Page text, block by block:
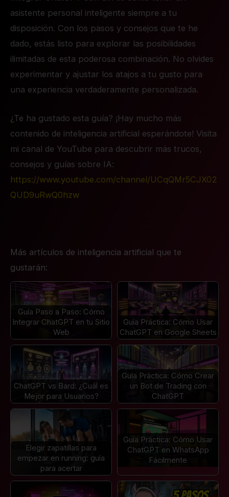
asistente personal inteligente siempre a tu
disposición. Con los pasos y consejos que te he
dado, estás listo para explorar las posibilidades
ilimitadas de esta poderosa combinación. No olvides
experimentar y ajustar los atajos a tu gusto para
una experiencia verdaderamente personalizada.
¿Te ha gustado esta guía? ¡Hay mucho más
contenido de inteligencia artificial esperándote! Visita
mi canal de YouTube para descubrir más trucos,
consejos y guías sobre IA:
https://www.youtube.com/channel/UCqQMr5CJX02
QUD9uRwQ0hzw
Más artículos de inteligencia artificial que te
gustarán:
Guía Paso a Paso: Cómo
Integrar ChatGPT en tu Sitio
Web
Guía Práctica: Cómo Usar
ChatGPT en Google Sheets
ChatGPT vs Bard: ¿Cuál es
Mejor para Usuarios?
Guía Práctica: Cómo Crear
un Bot de Trading con
ChatGPT
Elegir zapatillas para
empezar en running: guía
para acertar
Guía Práctica: Cómo Usar
ChatGPT en WhatsApp
Fácilmente